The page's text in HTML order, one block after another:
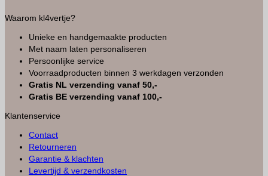
Waarom kl4vertje?
Unieke en handgemaakte producten
Met naam laten personaliseren
Persoonlijke service
Voorraadproducten binnen 3 werkdagen verzonden
Gratis NL verzending vanaf 50,-
Gratis BE verzending vanaf 100,-
Klantenservice
Contact
Retourneren
Garantie & klachten
Levertijd & verzendkosten